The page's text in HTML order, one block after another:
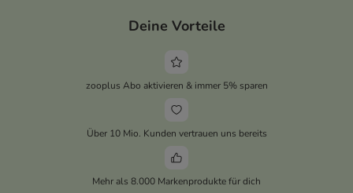
Deine Vorteile
zooplus Abo aktivieren & immer 5% sparen
Über 10 Mio. Kunden vertrauen uns bereits
Mehr als 8.000 Markenprodukte für dich